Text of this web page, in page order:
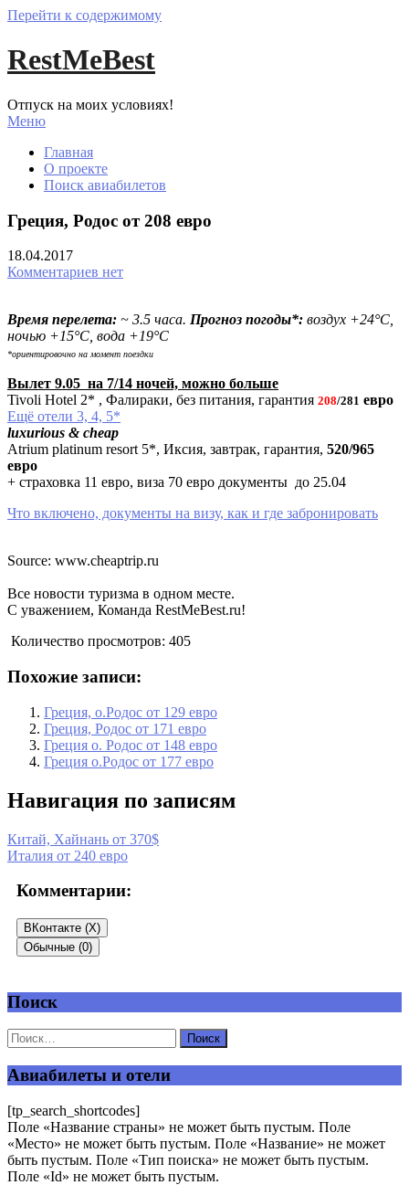
Перейти к содержимому
RestMeBest
Отпуск на моих условиях!
Меню
Главная
О проекте
Поиск авиабилетов
Греция, Родос от 208 евро
18.04.2017
Комментариев нет
Время перелета: ~ 3.5 часа. Прогноз погоды*: воздух +24°С,
ночью +15°С, вода +19°С
*ориентировочно на момент поездки
Вылет 9.05 на 7/14 ночей, можно больше
Tivoli Hotel 2* , Фалираки, без питания, гарантия 208/281 евро
Ещё отели 3, 4, 5*
luxurious & cheap
Atrium platinum resort 5*, Иксия, завтрак, гарантия, 520/965
евро
+ страховка 11 евро, виза 70 евро документы до 25.04
Что включено, документы на визу, как и где забронировать
Source: www.cheaptrip.ru
Все новости туризма в одном месте.
С уважением, Команда RestMeBest.ru!
Количество просмотров: 405
Похожие записи:
Греция, о.Родос от 129 евро
Греция, Родос от 171 евро
Греция о. Родос от 148 евро
Греция о.Родос от 177 евро
Навигация по записям
Китай, Хайнань от 370$
Италия от 240 евро
Комментарии:
ВКонтакте (X)
Обычные (0)
Добавить комментарий
Ваш адрес email не будет опубликован.
Поиск
Авиабилеты и отели
[tp_search_shortcodes]
Поле «Название страны» не может быть пустым. Поле
«Место» не может быть пустым. Поле «Название» не может
быть пустым. Поле «Тип поиска» не может быть пустым.
Поле «Id» не может быть пустым.